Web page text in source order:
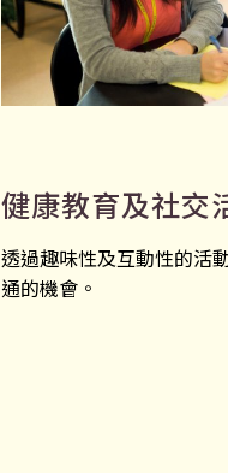
健康教育及社交
透過趣味性及互動性的活
通的機會。